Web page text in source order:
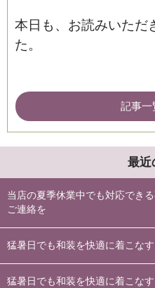
本日も、お読みいただ
た。
記事一
最近
当店の夏季休業中でも対応でき
ご連絡を
猛暑日でも和装を快適に着こな
猛暑日でも和装を快適に着こな